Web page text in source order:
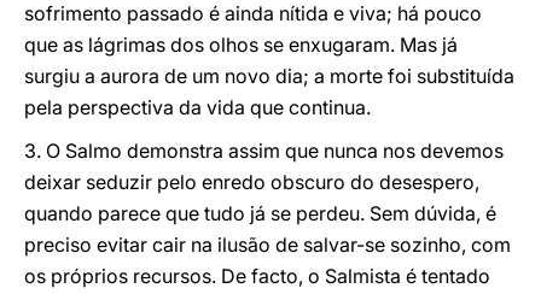
sofrimento passado é ainda nítida e viva; há pouco
que as lágrimas dos olhos se enxugaram. Mas já
surgiu a aurora de um novo dia; a morte foi substituída
pela perspectiva da vida que continua.
3. O Salmo demonstra assim que nunca nos devemos
deixar seduzir pelo enredo obscuro do desespero,
quando parece que tudo já se perdeu. Sem dúvida, é
preciso evitar cair na ilusão de salvar-se sozinho, com
os próprios recursos. De facto, o Salmista é tentado